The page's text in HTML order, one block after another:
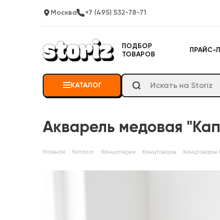
Москва +7 (495) 532-78-71
ПОДБОР
ТОВАРОВ
ПРАЙС-
КАТАЛОГ
Акварель медовая
Главная Каталог Канцелярия Канцтовары Канцтовары